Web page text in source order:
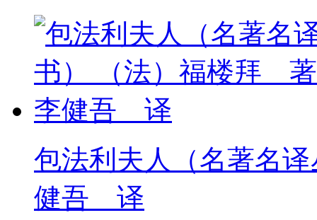
包法利夫人（名著名
健吾 译